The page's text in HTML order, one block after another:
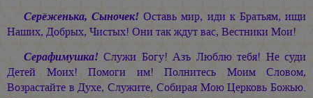
Серёженька, Сыночек! Оставь мир, иди к Братьям, ищи
Наших, Добрых, Чистых! Они так ждут вас, Вестники Мои!
Серафимушка! Служи Богу! Азъ Люблю тебя! Не суди
Детей Моих! Помоги им! Полнитесь Моим Словом,
Возрастайте в Духе, Служите, Собирая Мою Церковь Божью.